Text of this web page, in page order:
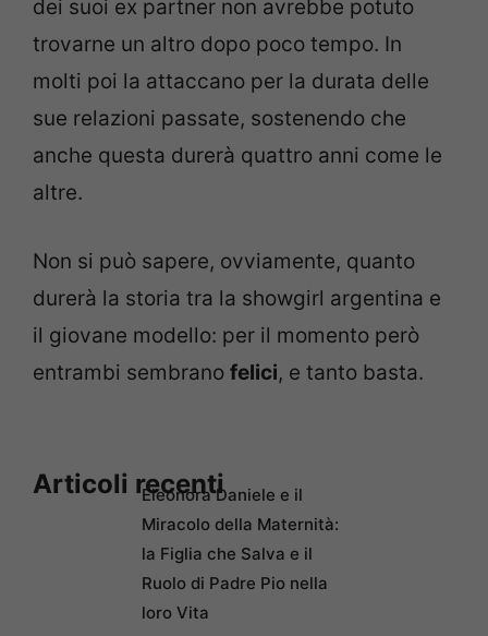
dei suoi ex partner non avrebbe potuto
trovarne un altro dopo poco tempo. In
molti poi la attaccano per la durata delle
sue relazioni passate, sostenendo che
anche questa durerà quattro anni come le
altre.
Non si può sapere, ovviamente, quanto
durerà la storia tra la showgirl argentina e
il giovane modello: per il momento però
entrambi sembrano felici, e tanto basta.
Articoli recentiEleonora Daniele e il
Miracolo della Maternità:
la Figlia che Salva e il
Ruolo di Padre Pio nella
loro Vita